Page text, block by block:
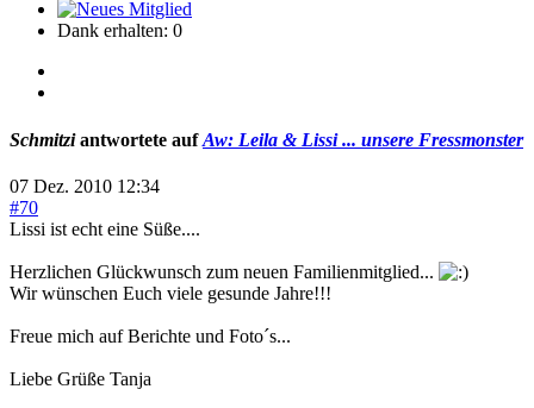
Dank erhalten: 0
Schmitziantwortete aufAw: Leila & Lissi ... unsere Fressmonster
07 Dez. 2010 12:34
#70
Lissi ist echt eine Süße....
Herzlichen Glückwunsch zum neuen Familienmitglied...
Wir wünschen Euch viele gesunde Jahre!!!
Freue mich auf Berichte und Foto´s...
Liebe Grüße Tanja